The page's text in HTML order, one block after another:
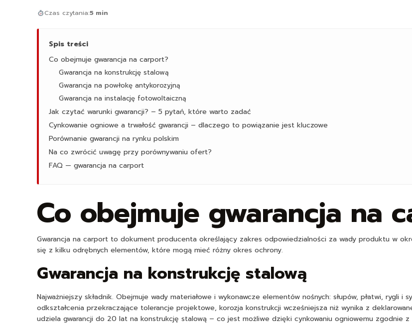
Czas czytania:5 min
Spis treści
Co obejmuje gwarancja na carport?
Gwarancja na konstrukcję stalową
Gwarancja na powłokę antykorozyjną
Gwarancja na instalację fotowoltaiczną
Jak czytać warunki gwarancji? – 5 pytań, które warto zadać
Cynkowanie ogniowe a trwałość gwarancji – dlaczego to powiązanie jest kluczowe
Porównanie gwarancji na rynku polskim
Na co zwrócić uwagę przy porównywaniu ofert?
FAQ — gwarancja na carport
Co obejmuje gwarancja na
Gwarancja na carport to dokument producenta określający zakres odpowiedzialności za wady produktu w
się z kilku odrębnych elementów, które mogą mieć różny okres ochrony.
Gwarancja na konstrukcję stalową
Najważniejszy składnik. Obejmuje wady materiałowe i wykonawcze elementów nośnych: słupów, płatwi, rygli i
odkształcenia przekraczające tolerancje projektowe, korozja konstrukcji wcześniejsza niż wynika z
udziela gwarancji do 20 lat na konstrukcję stalową – co jest możliwe dzięki cynkowaniu ogniowemu zgodnie z